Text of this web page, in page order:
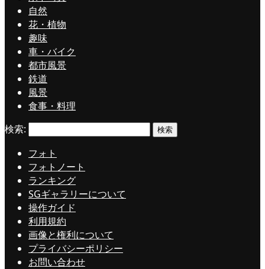
自然
花・植物
趣味
車・バイク
都市風景
鉄道
風景
食事・料理
フォト
フォトノート
ランキング
SGギャラリーについて
操作ガイド
利用規約
画像と権利について
プライバシーポリシー
お問い合わせ
検索: